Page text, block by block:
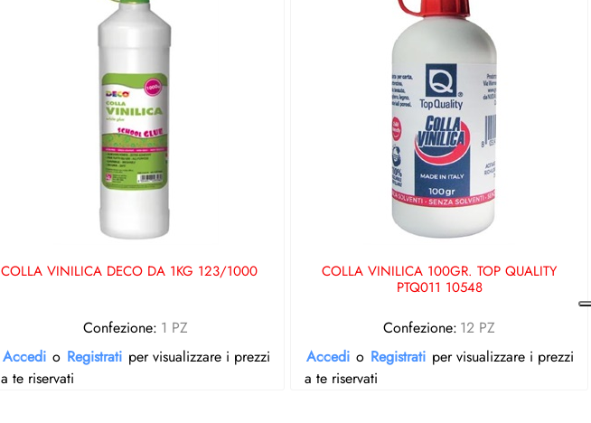
COLLA VINILICA DECO DA 1KG 123/1000
Confezione: 1 PZ
Accedi o Registrati per visualizzare i prezzi
a te riservati
COLLA VINILICA 100GR. TOP QUALITY
PTQ011 10548
Confezione: 12 PZ
Accedi o Registrati per visualizzare i prezzi
a te riservati